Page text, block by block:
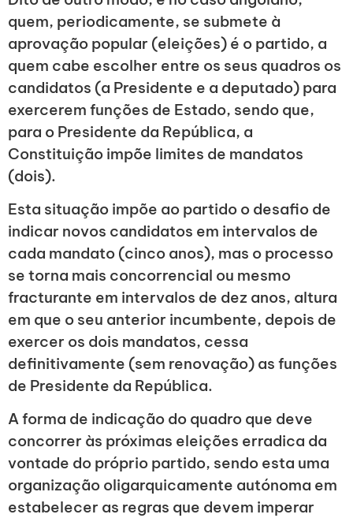
quem, periodicamente, se submete à
aprovação popular (eleições) é o partido, a
quem cabe escolher entre os seus quadros os
candidatos (a Presidente e a deputado) para
exercerem funções de Estado, sendo que,
para o Presidente da República, a
Constituição impõe limites de mandatos
(dois).
Esta situação impõe ao partido o desafio de
indicar novos candidatos em intervalos de
cada mandato (cinco anos), mas o processo
se torna mais concorrencial ou mesmo
fracturante em intervalos de dez anos, altura
em que o seu anterior incumbente, depois de
exercer os dois mandatos, cessa
definitivamente (sem renovação) as funções
de Presidente da República.
A forma de indicação do quadro que deve
concorrer às próximas eleições erradica da
vontade do próprio partido, sendo esta uma
organização oligarquicamente autónoma em
estabelecer as regras que devem imperar